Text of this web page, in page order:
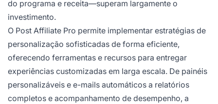
do programa e receita—superam largamente o
investimento.
O Post Affiliate Pro permite implementar estratégias de
personalização sofisticadas de forma eficiente,
oferecendo ferramentas e recursos para entregar
experiências customizadas em larga escala. De painéis
personalizáveis e e-mails automáticos a relatórios
completos e acompanhamento de desempenho, a